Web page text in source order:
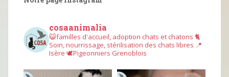
cosaanimalia
😺familles d'accueil, adoption chats et chatons 🐈
Soin, nourrissage, stérilisation des chats libres 📍
Isère 🕊︎Pigeonniers Grenoblois